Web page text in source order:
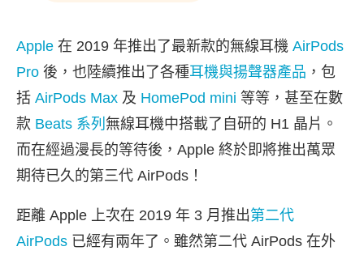
Apple 在 2019 年推出了最新款的無線耳機 AirPods
Pro 後，也陸續推出了各種耳機與揚聲器產品 ，包
括 AirPods Max 及 HomePod mini 等等，甚至在數
款 Beats 系列 無線耳機中搭載了自研的 H1 晶片。
而在經過漫長的等待後，Apple 終於即將推出萬眾
期待已久的第三代 AirPods！
距離 Apple 上次在 2019 年 3 月推出第二代
AirPods 已經有兩年了。雖然第二代 AirPods 在外